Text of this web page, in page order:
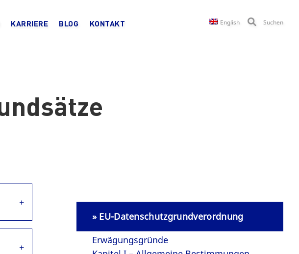
KARRIERE BLOG KONTAKT English Suchen
» EU-Datenschutzgrundverordnung
Erwägungsgründe